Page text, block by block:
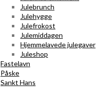
Julebrunch
Julehygge
Julefrokost
Julemiddagen
Hjemmelavede julegaver
Juleshop
Fastelavn
Påske
Sankt Hans